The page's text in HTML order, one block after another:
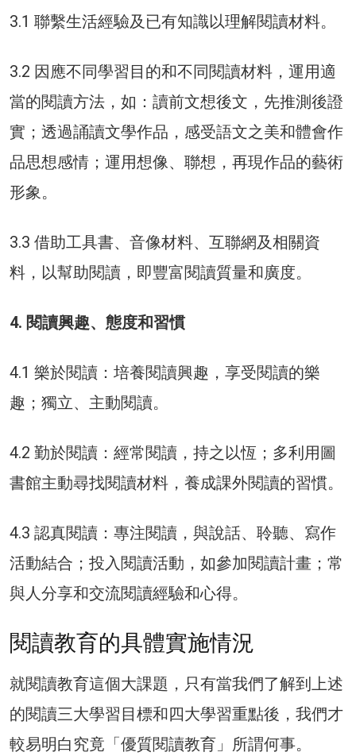
3.1 聯繫生活經驗及已有知識以理解閱讀材料。
3.2 因應不同學習目的和不同閱讀材料，運用適
當的閱讀方法，如：讀前文想後文，先推測後證
實；透過誦讀文學作品，感受語文之美和體會作
品思想感情；運用想像、聯想，再現作品的藝術
形象。
3.3 借助工具書、音像材料、互聯網及相關資
料，以幫助閱讀，即豐富閱讀質量和廣度。
4. 閱讀興趣、態度和習慣
4.1 樂於閱讀：培養閱讀興趣，享受閱讀的樂
趣；獨立、主動閱讀。
4.2 勤於閱讀：經常閱讀，持之以恆；多利用圖
書館主動尋找閱讀材料，養成課外閱讀的習慣。
4.3 認真閱讀：專注閱讀，與說話、聆聽、寫作
活動結合；投入閱讀活動，如參加閱讀計畫；常
與人分享和交流閱讀經驗和心得。
閱讀教育的具體實施情況
就閱讀教育這個大課題，只有當我們了解到上述
的閱讀三大學習目標和四大學習重點後，我們才
較易明白究竟「優質閱讀教育」所謂何事。